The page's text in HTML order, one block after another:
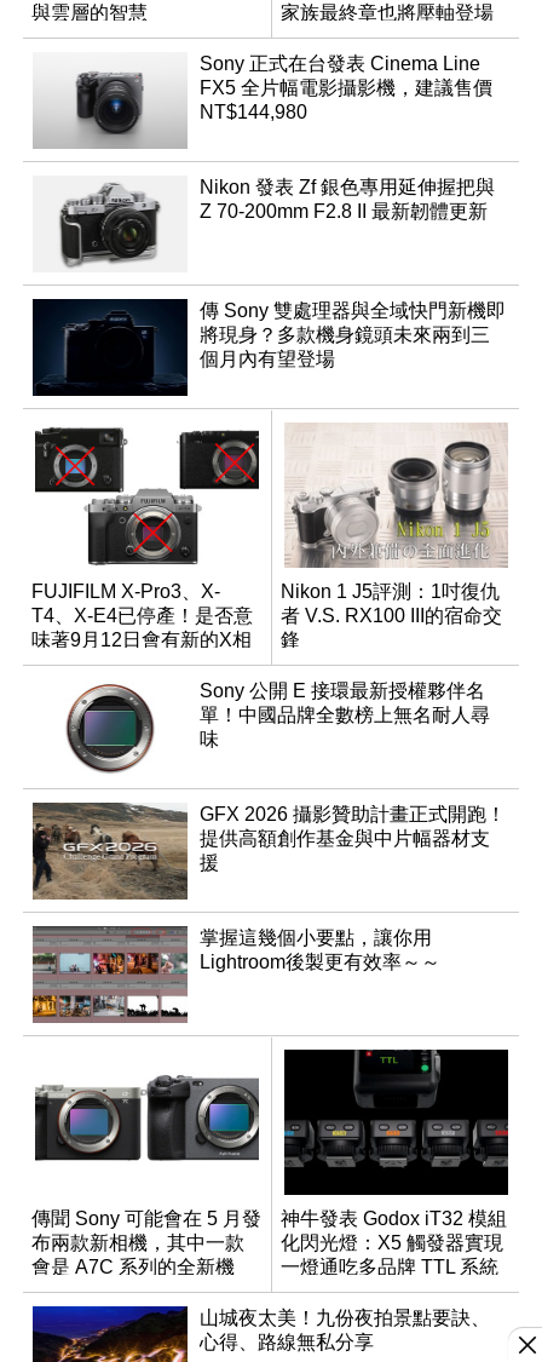
與雲層的智慧
App「Atmos」登場
家族最終章也將壓軸登場
Sony 正式在台發表 Cinema Line
FX5 全片幅電影攝影機，建議售價
NT$144,980
Nikon 發表 Zf 銀色專用延伸握把與
Z 70-200mm F2.8 II 最新韌體更新
傳 Sony 雙處理器與全域快門新機即
將現身？多款機身鏡頭未來兩到三
個月內有望登場
FUJIFILM X-Pro3、X-
T4、X-E4已停產！是否意
味著9月12日會有新的X相
機發表？
Nikon 1 J5評測：1吋復仇
者 V.S. RX100 III的宿命交
鋒
Sony 公開 E 接環最新授權夥伴名
單！中國品牌全數榜上無名耐人尋
味
GFX 2026 攝影贊助計畫正式開跑！
提供高額創作基金與中片幅器材支
援
掌握這幾個小要點，讓你用
Lightroom後製更有效率～～
傳聞 Sony 可能會在 5 月發
布兩款新相機，其中一款
會是 A7C 系列的全新機
種？
神牛發表 Godox iT32 模組
化閃光燈：X5 觸發器實現
一燈通吃多品牌 TTL 系統
山城夜太美！九份夜拍景點要訣、
心得、路線無私分享